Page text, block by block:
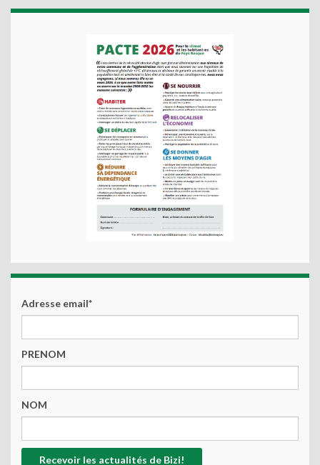
Adresse email*
PRENOM
NOM